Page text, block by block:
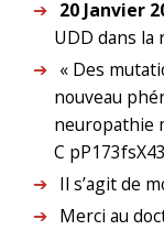
20 Janvier
UDD dans la
« Des
nouveau
neuropathie
C
Il s’agit de
Merci au